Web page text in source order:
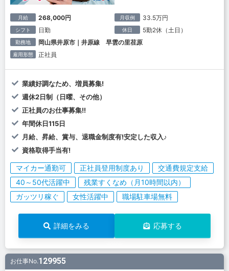
月給 268,000円 月収例 33.5万円
シフト 日勤 休日 5勤2休（土日）
勤務地 岡山県井原市｜井原線 早雲の里荏原
雇用形態 正社員
業績好調なため、増員募集!
週休2日制（日曜、その他）
正社員のお仕事募集!!
年間休日115日
月給、昇給、賞与、退職金制度有!安定した収入♪
資格取得手当有!
マイカー通勤可 正社員登用制度あり
交通費規定支給
40～50代活躍中
残業すくなめ（月10時間以内）
ガッツリ稼ぐ
女性活躍中 職場駐車場無料
詳細をみる 応募する
お仕事No.129955